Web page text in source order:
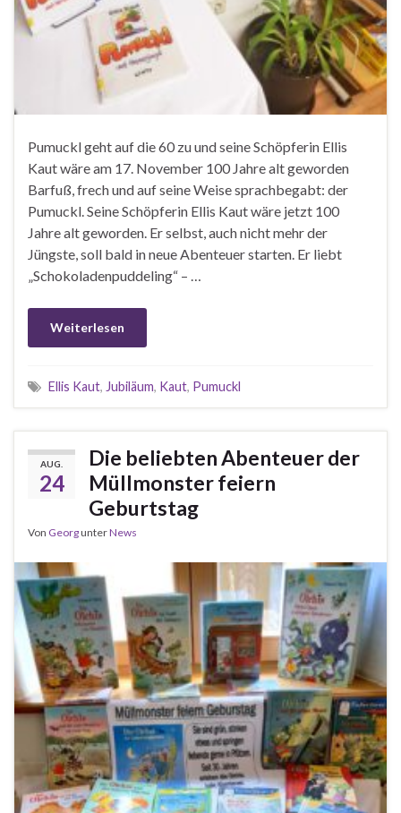
Pumuckl geht auf die 60 zu und seine Schöpferin Ellis
Kaut wäre am 17. November 100 Jahre alt geworden
Barfuß, frech und auf seine Weise sprachbegabt: der
Pumuckl. Seine Schöpferin Ellis Kaut wäre jetzt 100
Jahre alt geworden. Er selbst, auch nicht mehr der
Jüngste, soll bald in neue Abenteuer starten. Er liebt
„Schokoladenpuddeling“ – …
Weiterlesen
Ellis Kaut, Jubiläum, Kaut, Pumuckl
AUG.
24
Die beliebten Abenteuer der
Müllmonster feiern
Geburtstag
Von GeorgunterNews